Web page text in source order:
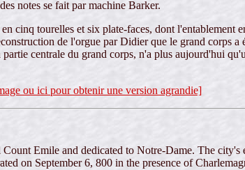
notes se fait par machine Barker.
cinq tourelles et six plate-faces, dont
de l'orgue par Didier que le grand corps
centrale du grand corps, n'a plus aujourd'hui
ou ici pour obtenir une version agrandie]
Emile and dedicated to Notre-Dame. The
on September 6, 800 in the presence of